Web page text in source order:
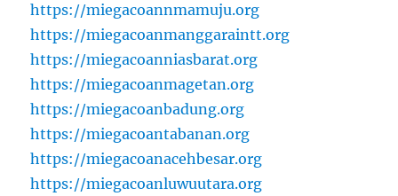
https://miegacoannmamuju.org
https://miegacoanmanggaraintt.org
https://miegacoanniasbarat.org
https://miegacoanmagetan.org
https://miegacoanbadung.org
https://miegacoantabanan.org
https://miegacoanacehbesar.org
https://miegacoanluwuutara.org